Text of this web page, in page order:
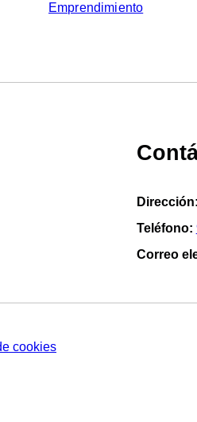
Emprendimiento
Dirección:
Teléfono:
Correo
cookies